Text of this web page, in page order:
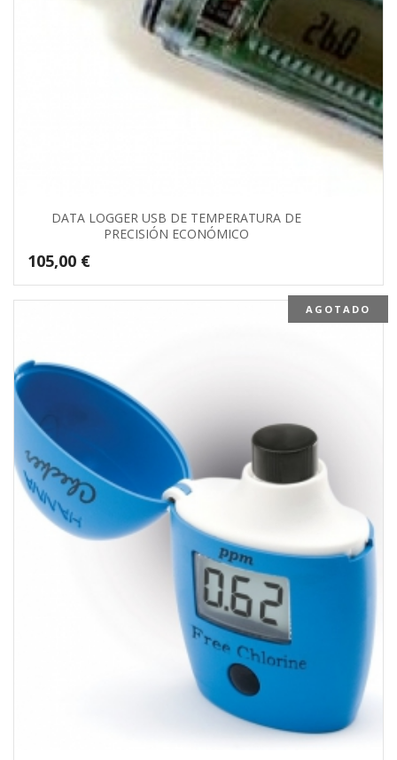
DATA LOGGER USB DE TEMPERATURA DE
PRECISIÓN ECONÓMICO
105,00 €
AGOTADO